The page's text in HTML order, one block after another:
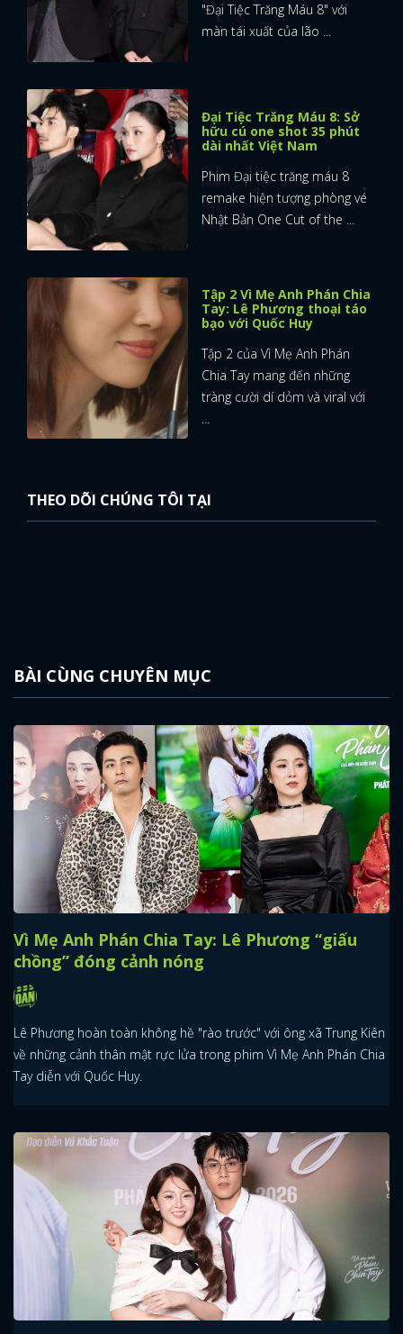
"Đại Tiệc Trăng Máu 8" với
màn tái xuất của lão ...
Đại Tiệc Trăng Máu 8: Sở
hữu cú one shot 35 phút
dài nhất Việt Nam
Phim Đại tiệc trăng máu 8
remake hiện tượng phòng vé
Nhật Bản One Cut of the ...
Tập 2 Vì Mẹ Anh Phán Chia
Tay: Lê Phương thoại táo
bạo với Quốc Huy
Tập 2 của Vì Mẹ Anh Phán
Chia Tay mang đến những
tràng cười dí dỏm và viral với
...
THEO DÕI CHÚNG TÔI TẠI
BÀI CÙNG CHUYÊN MỤC
Vì Mẹ Anh Phán Chia Tay: Lê Phương “giấu
chồng” đóng cảnh nóng
Lê Phương hoàn toàn không hề "rào trước" với ông xã Trung Kiên
về những cảnh thân mật rực lửa trong phim Vì Mẹ Anh Phán Chia
Tay diễn với Quốc Huy.